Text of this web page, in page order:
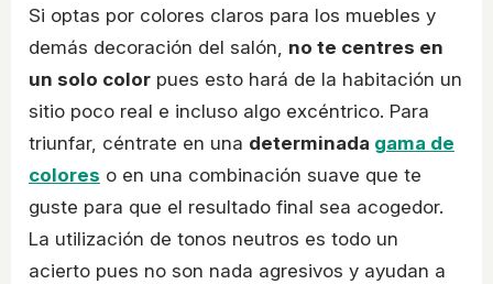
Si optas por colores claros para los muebles y
demás decoración del salón, no te centres en
un solo color pues esto hará de la habitación un
sitio poco real e incluso algo excéntrico. Para
triunfar, céntrate en una determinada gama de
colores o en una combinación suave que te
guste para que el resultado final sea acogedor.
La utilización de tonos neutros es todo un
acierto pues no son nada agresivos y ayudan a